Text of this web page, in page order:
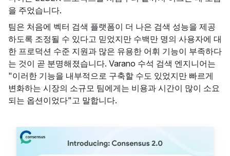
을 주었습니다.
팀은 처음에 벡터 검색 플랫폼이 더 나은 검색 성능을 제공
하도록 조정될 수 있다고 믿었지만 수백만 명의 사용자에 대
한 프로덕션 수준 지원과 많은 유용한 어휘 기능이 부족하다
는 것이 곧 분명해졌습니다. Varano 수석 검색 엔지니어는
"이러한 기능을 내부적으로 구축할 수도 있었지만 빠르게
변화하는 시장의 소규모 팀에게는 비용과 시간이 많이 소요
되는 옵션이었다"고 말합니다.